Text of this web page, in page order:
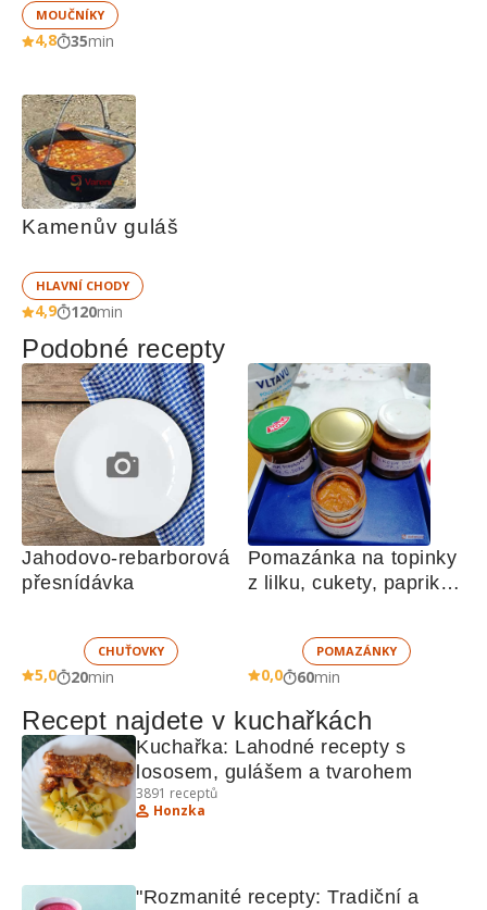
MOUČNÍKY
4,8 35min
Kamenův guláš
HLAVNÍ CHODY
4,9 120min
Podobné recepty
Jahodovo-rebarborová
přesnídávka
CHUŤOVKY
5,0 20min
Pomazánka na topinky
z lilku, cukety, paprik,
žampionů
POMAZÁNKY
0,0 60min
Recept najdete v kuchařkách
Kuchařka: Lahodné recepty s
lososem, gulášem a tvarohem
3891 receptů
Honzka
"Rozmanité recepty: Tradiční a